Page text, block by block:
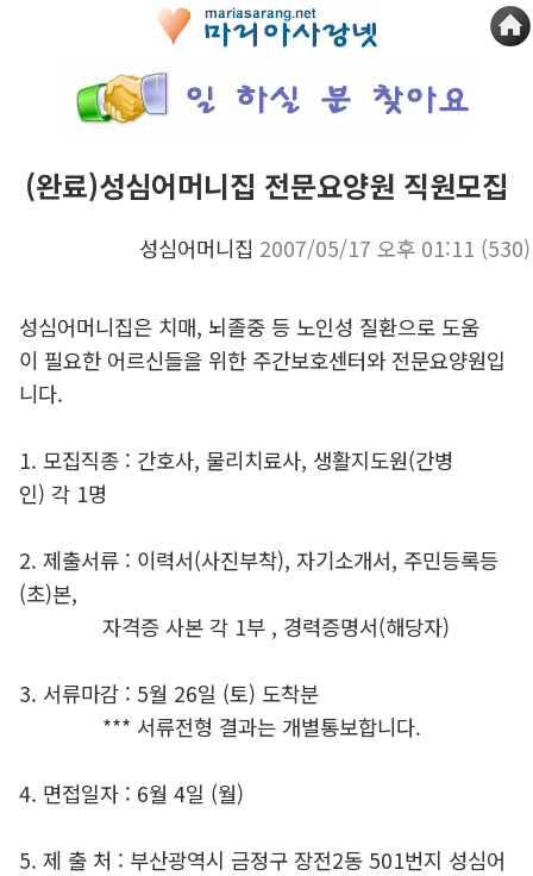
(완료)성심어머니집 전문요양원 직원모집
성심어머니집 2007/05/17 오후 01:11 (530)
성심어머니집은 치매, 뇌졸중 등 노인성 질환으로 도움
이 필요한 어르신들을 위한 주간보호센터와 전문요양원입
니다.
1. 모집직종 : 간호사, 물리치료사, 생활지도원(간병
인) 각 1명
2. 제출서류 : 이력서(사진부착), 자기소개서, 주민등록등
(초)본,
자격증 사본 각 1부 , 경력증명서(해당자)
3. 서류마감 : 5월 26일 (토) 도착분
*** 서류전형 결과는 개별통보합니다.
4. 면접일자 : 6월 4일 (월)
5. 제 출 처 : 부산광역시 금정구 장전2동 501번지 성심어